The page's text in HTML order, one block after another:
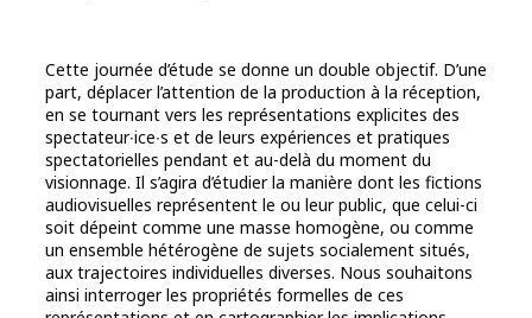
Cette journée d’étude se donne un double objectif. D’une
part, déplacer l’attention de la production à la réception,
en se tournant vers les représentations explicites des
spectateur∙ice∙s et de leurs expériences et pratiques
spectatorielles pendant et au-delà du moment du
visionnage. Il s’agira d’étudier la manière dont les fictions
audiovisuelles représentent le ou leur public, que celui-ci
soit dépeint comme une masse homogène, ou comme
un ensemble hétérogène de sujets socialement situés,
aux trajectoires individuelles diverses. Nous souhaitons
ainsi interroger les propriétés formelles de ces